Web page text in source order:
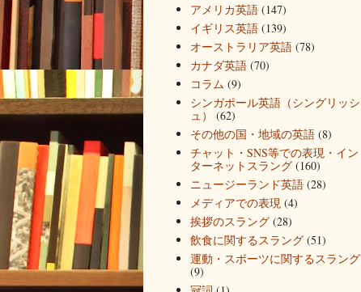
アメリカ英語 (147)
イギリス英語 (139)
オーストラリア英語 (78)
カナダ英語 (70)
コラム (9)
シンガポール英語（シングリッシ
ュ）
(62)
その他の国・地域の英語 (8)
チャット・SNS等での表現・イン
ターネットスラング (160)
ニュージーランド英語 (28)
メディアでの表現 (4)
挨拶のスラング (28)
飲食に関するスラング (51)
運動・スポーツに関するスラング
(9)